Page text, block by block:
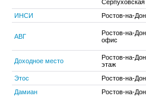
Серпуховская
ИНСИ
Ростов-на-
АВГ
Ростов-на-
офис
Доходное место
Ростов-на-
этаж
Этос
Ростов-на-
Дамиан
Ростов-на-